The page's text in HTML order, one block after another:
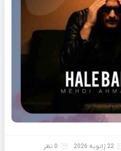
22 ژانویه 2026 0 نظر